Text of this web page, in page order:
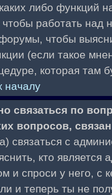
либо функций
работать над
чтобы
(если такое
которая там
началу
связаться по
вопросов,
связаться с
кто является
и спроси у него, с
и теперь ты не